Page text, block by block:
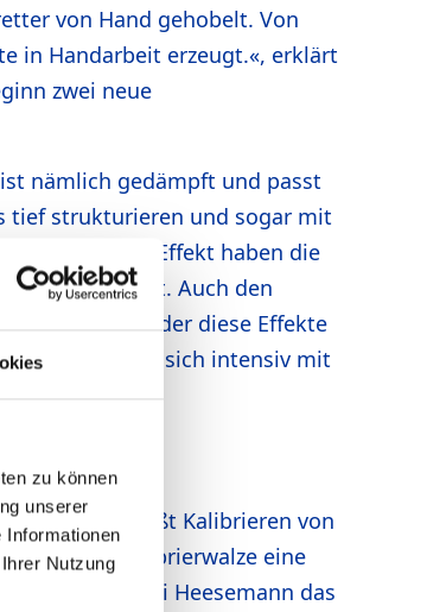
zu können
unserer
Informationen
Nutzung
von Hand gehobelt. Von
in Handarbeit erzeugt.«, erklärt
zwei neue
nämlich gedämpft und passt
tief strukturieren und sogar mit
Diesen Effekt haben die
geglättet. Auch den
konnte weder diese Effekte
lang hat er sich intensiv mit
das heißt Kalibrieren von
hat die Kalibrierwalze eine
ebenfalls bei Heesemann das